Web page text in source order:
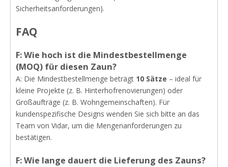
Sicherheitsanforderungen).
FAQ
F: Wie hoch ist die Mindestbestellmenge
(MOQ) für diesen Zaun?
A: Die Mindestbestellmenge beträgt 10 Sätze – ideal für
kleine Projekte (z. B. Hinterhofrenovierungen) oder
Großaufträge (z. B. Wohngemeinschaften). Für
kundenspezifische Designs wenden Sie sich bitte an das
Team von Vidar, um die Mengenanforderungen zu
bestätigen.
F: Wie lange dauert die Lieferung des Zauns?